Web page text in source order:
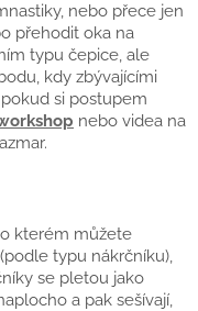
nebo přece jen
přehodit oka na
typu čepice, ale
kdy zbývajícími
si postupem
nebo videa na
kterém můžete
typu nákrčníku),
se pletou jako
a pak sešívají,